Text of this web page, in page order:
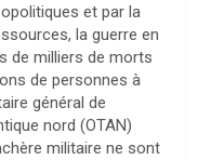
et par la
la guerre en
de milliers de morts
de personnes à
général de
nord (OTAN)
militaire ne sont